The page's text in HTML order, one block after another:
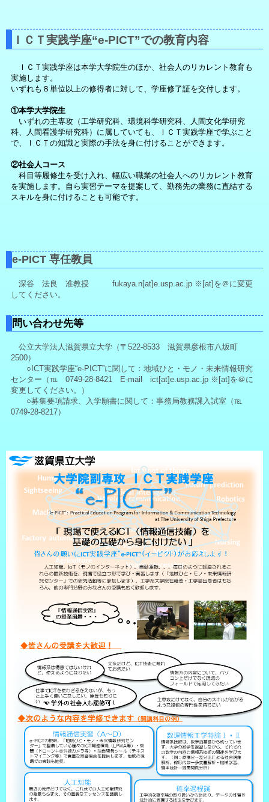
ＩＣＴ実践学座“e-PICT”での教育内容
ＩＣＴ実践学座は本学大学院生のほか、社会人のリカレント教育も
実施します。
いずれも８単位以上の修得者に対して、学座修了証を交付します。
①本学大学院生
いずれの主専攻（工学研究科、環境科学研究科、人間文化学研究
科、人間看護学研究科）に属していても、ＩＣＴ実践学座で学ぶこと
で、ＩＣＴの知識と実際の手法を身に付けることができます。
②社会人コース
科目等履修生を受け入れ、幅広い職業の社会人へのリカレント教育
を実施します。自ら実習テーマを提案して、勤務先の業務に直結する
スキルを身に付けることも可能です。
e-PICT 専任教員
深谷 法良 准教授 fukaya.n[at]e.usp.ac.jp ※[at]を＠に変更
してください。
問い合わせ先等
公立大学法人滋賀県立大学（〒522-8533 滋賀県彦根市八坂町
2500）
○ICT実践学座“e-PICT”に関して：地域ひと・モノ・未来情報研究
センター（℡ 0749-28-8421 E-mail ict[at]e.usp.ac.jp ※[at]を＠に
変更してください。）
○募集要項請求、入学願書に関して：事務局教務課入試室（℡
0749-28-8217）